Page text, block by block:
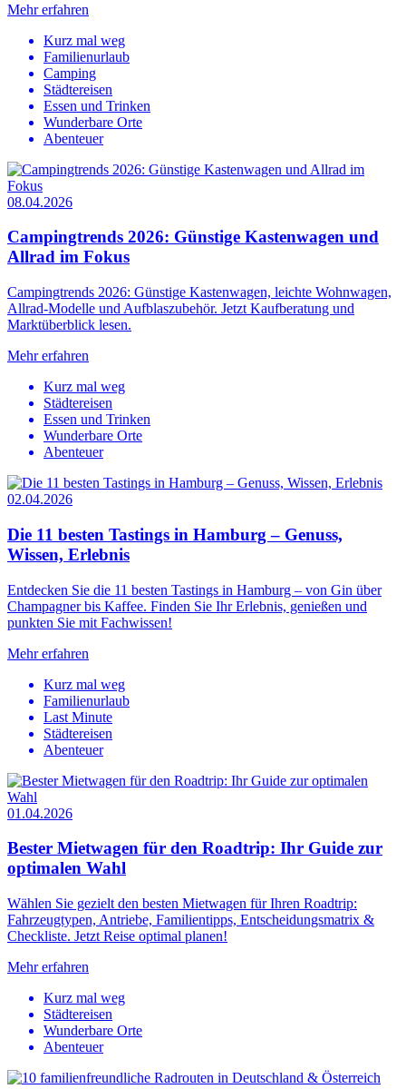
Mehr erfahren
Kurz mal weg
Familienurlaub
Camping
Städtereisen
Essen und Trinken
Wunderbare Orte
Abenteuer
08.04.2026
Campingtrends 2026: Günstige Kastenwagen und
Allrad im Fokus
Campingtrends 2026: Günstige Kastenwagen, leichte Wohnwagen,
Allrad-Modelle und Aufblaszubehör. Jetzt Kaufberatung und
Marktüberblick lesen.
Mehr erfahren
Kurz mal weg
Städtereisen
Essen und Trinken
Wunderbare Orte
Abenteuer
02.04.2026
Die 11 besten Tastings in Hamburg – Genuss,
Wissen, Erlebnis
Entdecken Sie die 11 besten Tastings in Hamburg – von Gin über
Champagner bis Kaffee. Finden Sie Ihr Erlebnis, genießen und
punkten Sie mit Fachwissen!
Mehr erfahren
Kurz mal weg
Familienurlaub
Last Minute
Städtereisen
Abenteuer
01.04.2026
Bester Mietwagen für den Roadtrip: Ihr Guide zur
optimalen Wahl
Wählen Sie gezielt den besten Mietwagen für Ihren Roadtrip:
Fahrzeugtypen, Antriebe, Familientipps, Entscheidungsmatrix &
Checkliste. Jetzt Reise optimal planen!
Mehr erfahren
Kurz mal weg
Städtereisen
Wunderbare Orte
Abenteuer